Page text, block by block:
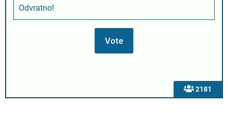
2181
Odvratno!